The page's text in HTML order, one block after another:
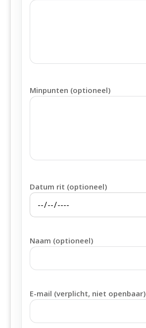
Minpunten (optioneel)
Datum rit (optioneel)
Naam (optioneel)
E-mail (verplicht, niet openbaar)